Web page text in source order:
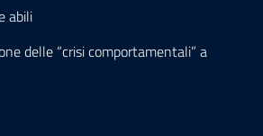
abili
delle “crisi comportamentali” a